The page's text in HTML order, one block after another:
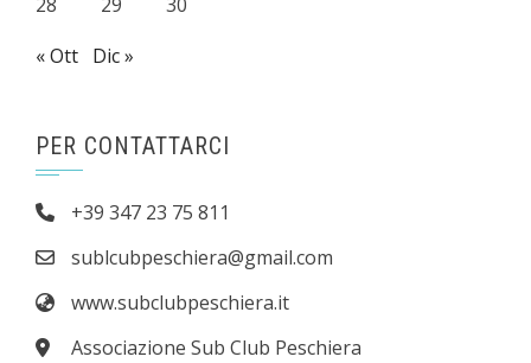
« Ott Dic »
PER CONTATTARCI
+39 347 23 75 811
sublcubpeschiera@gmail.com
www.subclubpeschiera.it
Associazione Sub Club Peschiera